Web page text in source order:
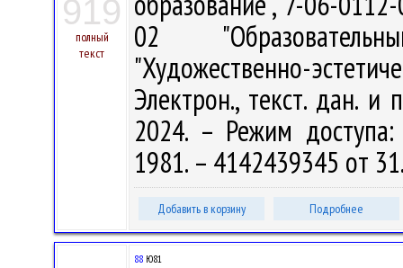
919
полный
текст
02
"Художественно-
Электрон., текст. дан.
2024. – Режим
1981. – 4142439345 от
Добавить в корзину Подробнее
88 Ю81